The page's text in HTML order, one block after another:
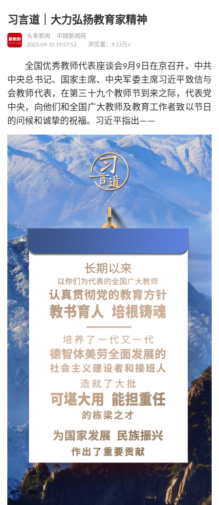
习言道｜大力弘扬教育家精神
头条新闻
中国新闻网
2023-09-10 19:57:53
浏览量：9.13万+
全国优秀教师代表座谈会9月9日在京召开。中共
中央总书记、国家主席、中央军委主席习近平致信与
会教师代表，在第三十九个教师节到来之际，代表党
中央，向他们和全国广大教师及教育工作者致以节日
的问候和诚挚的祝福。习近平指出——